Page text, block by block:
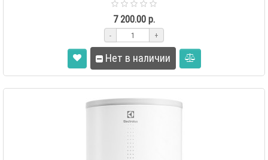
7 200.00 р.
- +
Нет в наличии